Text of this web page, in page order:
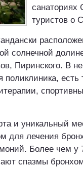
санаториях
туристов о
солнечной
Пиринского. В
поликлиника,
и уникальный
для лечения
Более чем у
спазмы